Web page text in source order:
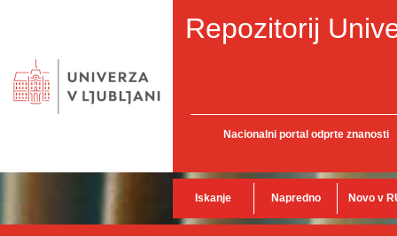
Repozitorij
Nacionalni portal odprte znanosti
Iskanje Napredno Novo v